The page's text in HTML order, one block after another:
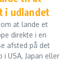
i udlandet
at lande et
direkte i en
afsted på det
i USA, Japan eller